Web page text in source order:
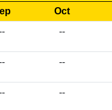
Oct
--
--
--